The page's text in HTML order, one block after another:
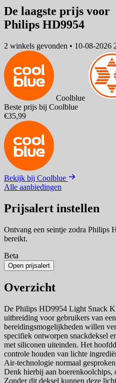
De laagste prijs voor
Philips HD9954
2 winkels gevonden • 10-08-2026
Coolblue
Beste prijs bij Coolblue
€35,99
Bekijk bij Coolblue
Alle aanbiedingen
Prijsalert instellen
Ontvang een seintje zodra Philips
bereikt.
Beta
Open prijsalert
Overzicht
De Philips HD9954 Light Snack
uitbreiding voor gebruikers van
bereidingsmogelijkheden willen
specifiek ontworpen snackdeksel
met siliconen uiteinden. Het
controle houden van lichte
Air-technologie normaal
Denk hierbij aan boerenkoolchips,
Zonder dit deksel kunnen deze